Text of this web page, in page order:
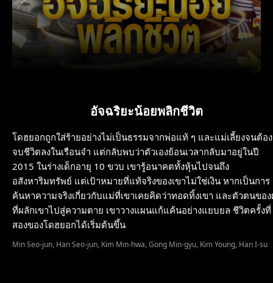
อัจฉริยะน้อยพลิกชีวิต
โดฮยอกถูกใส่ร้ายอย่างไม่เป็นธรรมจากพ่อแท้ ๆ และแม่เลี้ยงจนต้อง
จบชีวิตลงในเรือนจำ แต่กลับพบว่าตัวเองย้อนเวลากลับมาอยู่ในปี
2015 ในร่างเด็กอายุ 10 ขวบ เขารู้อนาคตทั้งหุ้นไปจนถึง
อสังหาริมทรัพย์ แต่เป้าหมายที่แท้จริงของเขาไม่ใช่เงิน หากเป็นการ
ค้นหาความจริงเกี่ยวกับแม่ที่เขาเคยคิดว่าทอดทิ้งเขา และตัวตนขอ
ที่ผลักเขาไปสู่ความตาย เขาวางแผนแก้แค้นอย่างแยบยล ชีวิตครั้งที่
สองของโดฮยอกได้เริ่มต้นขึ้น
Min Seo-jun, Han Seo-jun, Kim Min-hwa, Gong Min-gyu, Kim Young, Han I-su